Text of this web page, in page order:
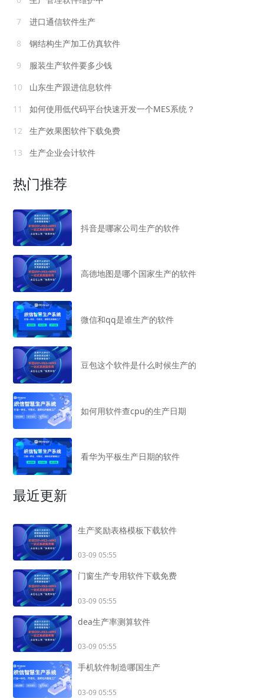
7
进口通信软件生产
8
钢结构生产加工仿真软件
9
服装生产软件要多少钱
10
山东生产跟进信息软件
11
如何使用低代码平台快速开发一个MES系统？
12
生产效果图软件下载免费
13
生产企业会计软件
热门推荐
抖音是哪家公司生产的软件
高德地图是哪个国家生产的软件
微信和qq是谁生产的软件
豆包这个软件是什么时候生产的
如何用软件查cpu的生产日期
看华为平板生产日期的软件
最近更新
生产奖励表格模板下载软件
03-09 05:55
门窗生产专用软件下载免费
03-09 05:55
dea生产率测算软件
03-09 05:55
手机软件制造哪国生产
03-09 05:55